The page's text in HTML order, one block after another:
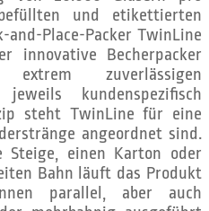
und etikettierten
Place-Packer TwinLine
innovative Becherpacker
zuverlässigen
kundenspezifisch
steht TwinLine für eine
angeordnet sind.
einen Karton oder
Bahn läuft das Produkt
parallel, aber auch